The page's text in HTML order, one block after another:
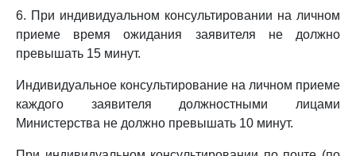
6. При индивидуальном консультировании на личном
приеме время ожидания заявителя не должно
превышать 15 минут.
Индивидуальное консультирование на личном приеме
каждого заявителя должностными лицами
Министерства не должно превышать 10 минут.